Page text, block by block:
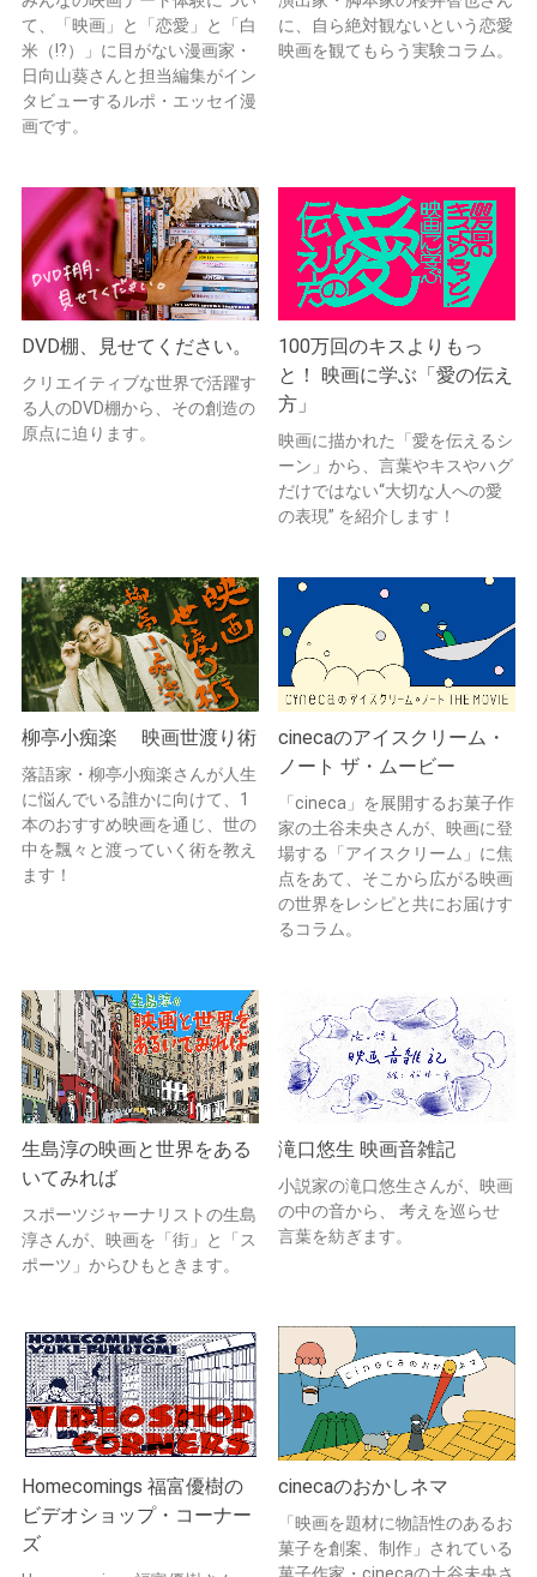
て、「映画」と「恋愛」と「白
米（!?）」に目がない漫画家・
日向山葵さんと担当編集がイン
タビューするルポ・エッセイ漫
画です。
に、自ら絶対観ないという恋愛
映画を観てもらう実験コラム。
DVD棚、見せてください。
クリエイティブな世界で活躍す
る人のDVD棚から、その創造の
原点に迫ります。
100万回のキスよりもっ
と！ 映画に学ぶ「愛の伝え
方」
映画に描かれた「愛を伝えるシ
ーン」から、言葉やキスやハグ
だけではない“大切な人への愛
の表現” を紹介します！
柳亭小痴楽 映画世渡り術
落語家・柳亭小痴楽さんが人生
に悩んでいる誰かに向けて、1
本のおすすめ映画を通じ、世の
中を飄々と渡っていく術を教え
ます！
cinecaのアイスクリーム・
ノート ザ・ムービー
「cineca」を展開するお菓子作
家の土谷未央さんが、映画に登
場する「アイスクリーム」に焦
点をあて、そこから広がる映画
の世界をレシピと共にお届けす
るコラム。
生島淳の映画と世界をある
いてみれば
スポーツジャーナリストの生島
淳さんが、映画を「街」と「ス
ポーツ」からひもときます。
滝口悠生 映画音雑記
小説家の滝口悠生さんが、映画
の中の音から、 考えを巡らせ
言葉を紡ぎます。
Homecomings 福富優樹の
ビデオショップ・コーナー
ズ
cinecaのおかしネマ
「映画を題材に物語性のあるお
菓子を創案、制作」されている
菓子作家・cinecaの土谷未央さ